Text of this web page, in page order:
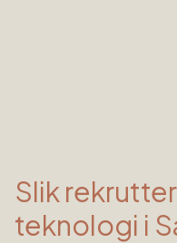
Slik
teknologi i